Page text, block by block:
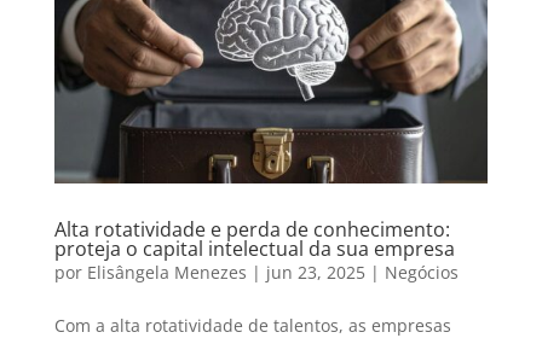
Alta rotatividade e perda de conhecimento:
proteja o capital intelectual da sua empresa
por Elisângela Menezes | jun 23, 2025| Negócios
Com a alta rotatividade de talentos, as empresas